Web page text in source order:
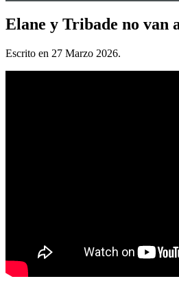
Elane y Tribade no van
Escrito en 27 Marzo 2026.